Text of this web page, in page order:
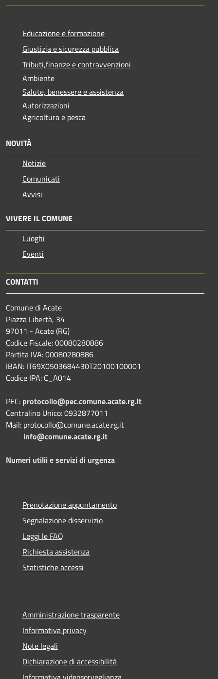
Educazione e formazione
Giustizia e sicurezza pubblica
Tributi,finanze e contravvenzioni
Ambiente
Salute, benessere e assistenza
Autorizzazioni
Agricoltura e pesca
NOVITÀ
Notizie
Comunicati
Avvisi
VIVERE IL COMUNE
Luoghi
Eventi
CONTATTI
Comune di Acate
Piazza Libertà, 34
97011 - Acate (RG)
Codice Fiscale: 00080280886
Partita IVA: 00080280886
IBAN: IT69X0503684430T20100100001
Codice IPA: C_A014
PEC: protocollo@pec.comune.acate.rg.it
Centralino Unico: 0932877011
Mail: protocollo@comune.acate.rg.it
info@comune.acate.rg.it
Numeri utilii e servizi di urgenza
Prenotazione appuntamento
Segnalazione disservizio
Leggi le FAQ
Richiesta assistenza
Statistiche accessi
Amministrazione trasparente
Informativa privacy
Note legali
Dichiarazione di accessibilità